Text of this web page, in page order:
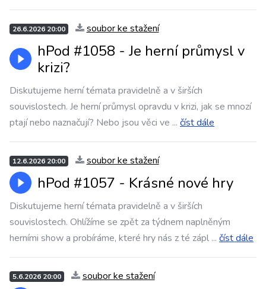
26.6.2026 20:00 soubor ke stažení
hPod #1058 - Je herní průmysl v
krizi?
Diskutujeme herní témata pravidelně a v širších
souvislostech. Je herní průmysl opravdu v krizi, jak se mnozí
ptají nebo naznačují? Nebo jsou věci ve ... číst dále
12.6.2026 20:00 soubor ke stažení
hPod #1057 - Krásné nové hry
Diskutujeme herní témata pravidelně a v širších
souvislostech. Ohlížíme se zpět za týdnem naplněným
herními show a probíráme, které hry nás z té zápl ... číst dále
5.6.2026 20:00 soubor ke stažení